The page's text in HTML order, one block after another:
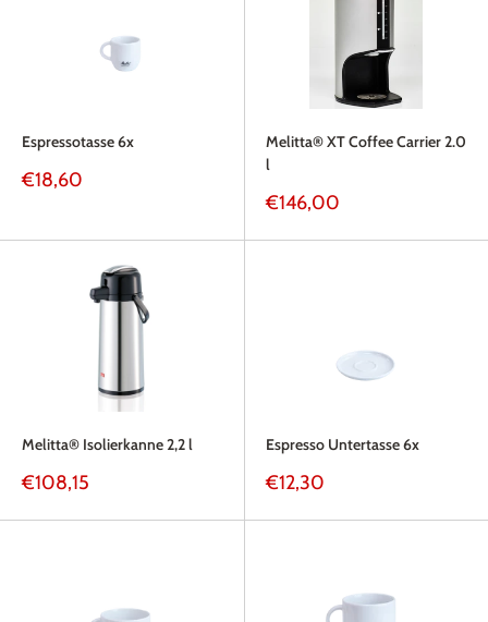
Espressotasse 6x
Sonderpreis
€18,60
Melitta® XT Coffee Carrier 2.0
l
Sonderpreis
€146,00
Melitta® Isolierkanne 2,2 l
Sonderpreis
€108,15
Espresso Untertasse 6x
Sonderpreis
€12,30